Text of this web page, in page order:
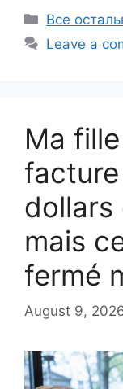
Categories
Все
Leave a
Ma
dollars
mais
fermé
August 9,